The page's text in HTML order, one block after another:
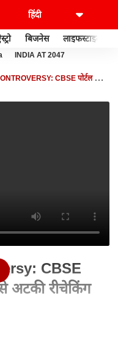
बिजनेस लाइफस्टाइल
INDIA AT 2047
CBSE पोर्टल की
CBSE
अटकी रीचेकिंग